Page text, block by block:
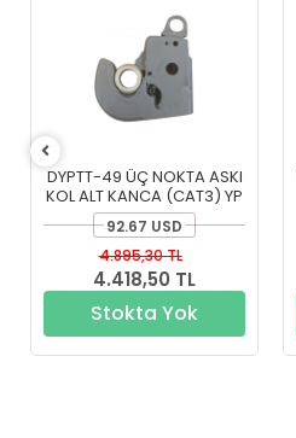
DYPTT-49 ÜÇ NOKTA ASKI
KOL ALT KANCA (CAT3) YP
92.67 USD
4.418,50 TL
4.895,30 TL
Stokta Yok